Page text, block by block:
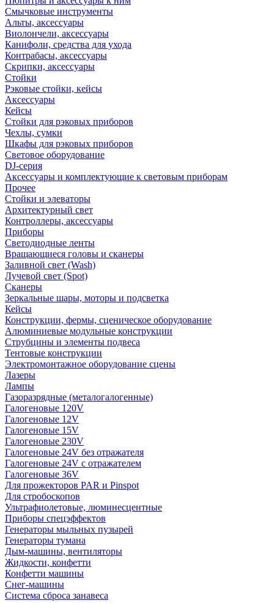
Смычковые инструменты
Альты, аксессуары
Виолончели, аксессуары
Канифоли, средства для ухода
Контрабасы, аксессуары
Скрипки, аксессуары
Стойки
Рэковые стойки, кейсы
Аксессуары
Кейсы
Стойки для рэковых приборов
Чехлы, сумки
Шкафы для рэковых приборов
Световое оборудование
DJ-серия
Аксессуары и комплектующие к световым приборам
Прочее
Стойки и элеваторы
Архитектурный свет
Контроллеры, аксессуары
Приборы
Светодиодные ленты
Вращающиеся головы и сканеры
Заливной свет (Wash)
Лучевой свет (Spot)
Сканеры
Зеркальные шары, моторы и подсветка
Кейсы
Конструкции, фермы, сценическое оборудование
Алюминиевые модульные конструкции
Струбцины и элементы подвеса
Тентовые конструкции
Электромонтажное оборудование сцены
Лазеры
Лампы
Газоразрядные (металогалогенные)
Галогеновые 120V
Галогеновые 12V
Галогеновые 15V
Галогеновые 230V
Галогеновые 24V без отражателя
Галогеновые 24V с отражателем
Галогеновые 36V
Для прожекторов PAR и Pinspot
Для стробоскопов
Ультрафиолетовые, люминесцентные
Приборы спецэффектов
Генераторы мыльных пузырей
Генераторы тумана
Дым-машины, вентиляторы
Жидкости, конфетти
Конфетти машины
Снег-машины
Система сброса занавеса